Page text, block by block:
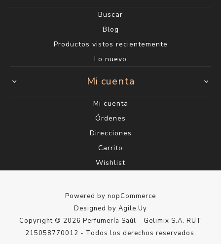
Buscar
Blog
Productos vistos recientemente
Lo nuevo
Mi cuenta
Mi cuenta
Órdenes
Direcciones
Carrito
Wishlist
Powered by nopCommerce
Designed by Agile.Uy
Copyright ® 2026 Perfumería Saúl - Gelimix S.A. RUT
215058770012 - Todos los derechos reservados.